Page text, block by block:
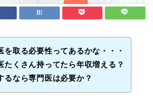
を取る必要性ってあるかな・・・
たくさん持ってたら年収増える？
るなら専門医は必要か？